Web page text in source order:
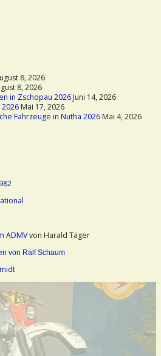
8, 2026
8, 2026
in Zschopau 2026Juni 14, 2026
Mai 17, 2026
Fahrzeuge in Nutha 2026Mai 4, 2026
ADMVvon Harald Täger
von Ralf Schaum